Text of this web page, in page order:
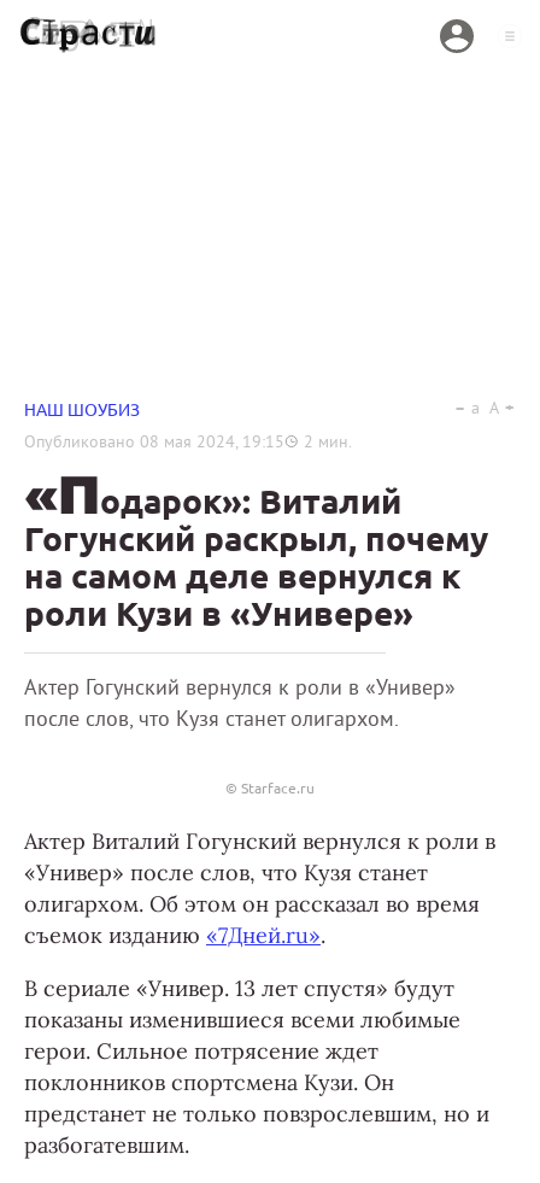
НАШ ШОУБИЗ
Опубликовано 08 мая 2024, 19:15 2 мин.
a A
«Подарок»: Виталий
Гогунский раскрыл, почему
на самом деле вернулся к
роли Кузи в «Универе»
Актер Гогунский вернулся к роли в «Универ»
после слов, что Кузя станет олигархом.
© Starface.ru
Актер Виталий Гогунский вернулся к роли в
«Универ» после слов, что Кузя станет
олигархом. Об этом он рассказал во время
съемок изданию «7Дней.ru».
В сериале «Универ. 13 лет спустя» будут
показаны изменившиеся всеми любимые
герои. Сильное потрясение ждет
поклонников спортсмена Кузи. Он
предстанет не только повзрослевшим, но и
разбогатевшим.